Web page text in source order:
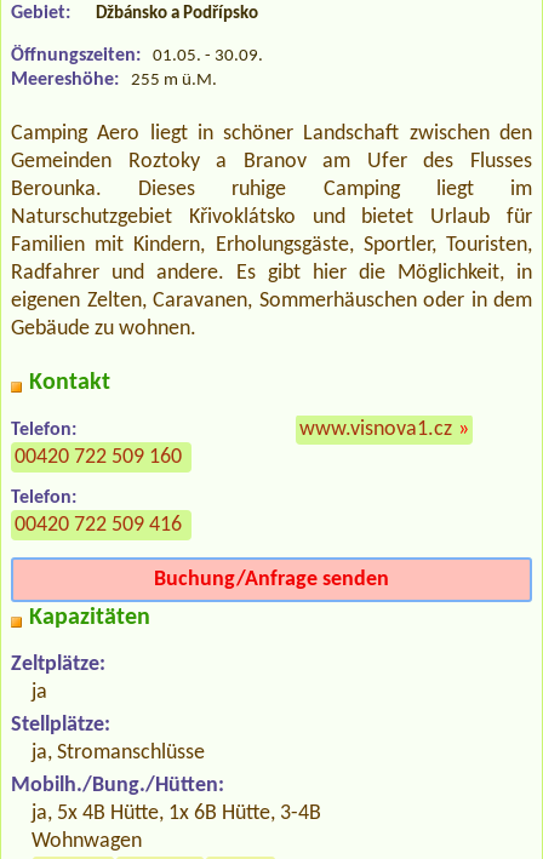
Gebiet: Džbánsko a Podřípsko
Öffnungszeiten: 01.05. - 30.09.
Meereshöhe: 255 m ü.M.
Camping Aero liegt in schöner Landschaft zwischen den
Gemeinden Roztoky a Branov am Ufer des Flusses
Berounka. Dieses ruhige Camping liegt im
Naturschutzgebiet Křivoklátsko und bietet Urlaub für
Familien mit Kindern, Erholungsgäste, Sportler, Touristen,
Radfahrer und andere. Es gibt hier die Möglichkeit, in
eigenen Zelten, Caravanen, Sommerhäuschen oder in dem
Gebäude zu wohnen.
Kontakt
Telefon:
00420 722 509 160
Telefon:
00420 722 509 416
www.visnova1.cz »
Buchung/Anfrage senden
Kapazitäten
Zeltplätze:
ja
Stellplätze:
ja, Stromanschlüsse
Mobilh./Bung./Hütten:
ja, 5x 4B Hütte, 1x 6B Hütte, 3-4B
Wohnwagen